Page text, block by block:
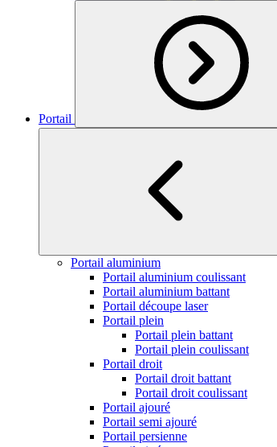
Portail
Portail aluminium
Portail aluminium coulissant
Portail aluminium battant
Portail découpe laser
Portail plein
Portail plein battant
Portail plein coulissant
Portail droit
Portail droit battant
Portail droit coulissant
Portail ajouré
Portail semi ajouré
Portail persienne